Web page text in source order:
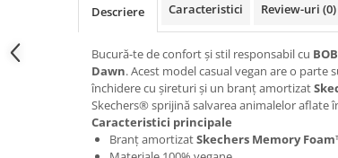
Descriere Caracteristici Review-uri (0)
Bucură-te de confort și stil responsabil cu
Dawn. Acest model casual vegan are o
închidere cu șireturi și un branț amortizat
Skechers® sprijină salvarea animalelor aflate
Caracteristici principale
Branț amortizatSkechers Memory